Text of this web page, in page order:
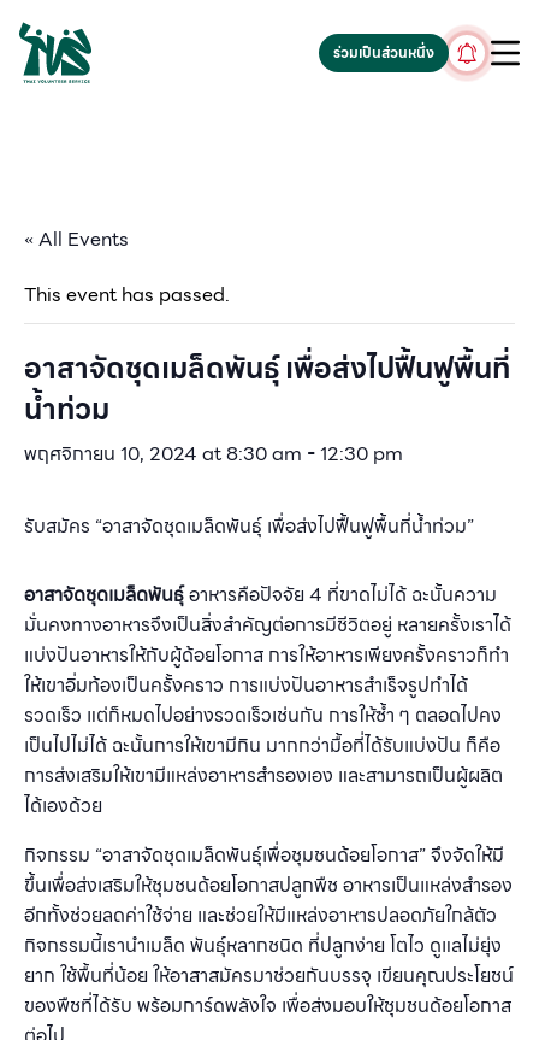
gv-5iuoxpem74qfjw.dv.googlehosted.com
ร่วมเป็นส่วนหนึ่ง
« All Events
This event has passed.
อาสาจัดชุดเมล็ดพันธ์ุ เพื่อส่งไปฟื้นฟูพื้นที่
น้ำท่วม
พฤศจิกายน 10, 2024 at 8:30 am -12:30 pm
รับสมัคร “อาสาจัดชุดเมล็ดพันธุ์ เพื่อส่งไปฟื้นฟูพื้นที่น้ำท่วม”
อาสาจัดชุดเมล็ดพันธุ์อาหารคือปัจจัย 4 ที่ขาดไม่ได้ ฉะนั้นความ
มั่นคงทางอาหารจึงเป็นสิ่งสําคัญต่อการมีชีวิตอยู่ หลายครั้งเราได้
แบ่งปันอาหารให้กับผู้ด้อยโอกาส การให้อาหารเพียงครั้งคราวก็ทํา
ให้เขาอิ่มท้องเป็นครั้งคราว การแบ่งปันอาหารสําเร็จรูปทําได้
รวดเร็ว แต่ก็หมดไปอย่างรวดเร็วเช่นกัน การให้ซ้ำ ๆ ตลอดไปคง
เป็นไปไม่ได้ ฉะนั้นการให้เขามีกิน มากกว่ามื้อที่ได้รับแบ่งปัน ก็คือ
การส่งเสริมให้เขามีแหล่งอาหารสํารองเอง และสามารถเป็นผู้ผลิต
ได้เองด้วย
กิจกรรม “อาสาจัดชุดเมล็ดพันธุ์เพื่อชุมชนด้อยโอกาส” จึงจัดให้มี
ขึ้นเพื่อส่งเสริมให้ชุมชนด้อยโอกาสปลูกพืช อาหารเป็นแหล่งสํารอง
อีกทั้งช่วยลดค่าใช้จ่าย และช่วยให้มีแหล่งอาหารปลอดภัยใกล้ตัว
กิจกรรมนี้เรานําเมล็ด พันธุ์หลากชนิด ที่ปลูกง่าย โตไว ดูแลไม่ยุ่ง
ยาก ใช้พื้นที่น้อย ให้อาสาสมัครมาช่วยกันบรรจุ เขียนคุณประโยชน์
ของพืชที่ได้รับ พร้อมการ์ดพลังใจ เพื่อส่งมอบให้ชุมชนด้อยโอกาส